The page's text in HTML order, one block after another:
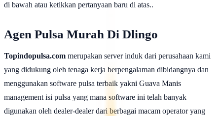
di bawah atau ketikkan pertanyaan baru di atas..
Agen Pulsa Murah Di Dlingo
Topindopulsa.com merupakan server induk dari perusahaan kami
yang didukung oleh tenaga kerja berpengalaman dibidangnya dan
menggunakan software pulsa terbaik yakni Guava Manis
management isi pulsa yang mana software ini telah banyak
digunakan oleh dealer-dealer dari berbagai macam operator yang